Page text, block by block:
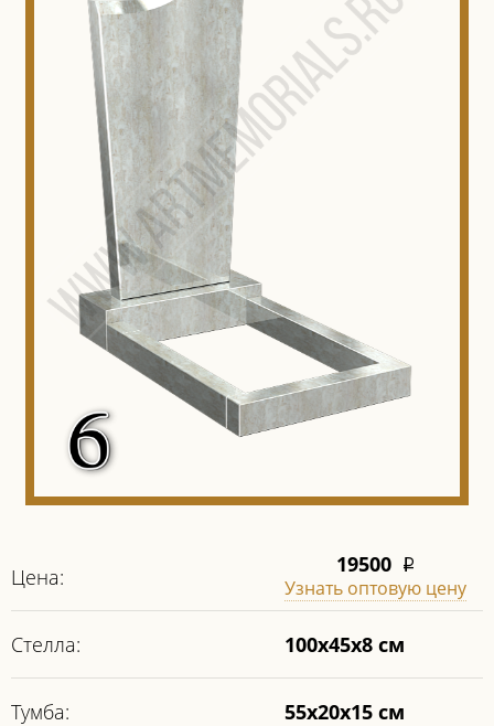
Цена: 19500 i
Узнать оптовую цену
Стелла: 100х45х8 см
Тумба: 55х20х15 см